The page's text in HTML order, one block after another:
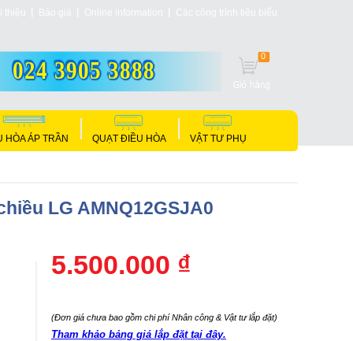
Báo giá Online information Các công trình tiêu biểu
024 3905 3888 0
HÒA ÁP TRẦN QUẠT ĐIỀU HÒA VẬT TƯ PHỤ
LG AMNQ12GSJA0
5.500.000 ₫
(Đơn giá chưa bao gồm chi phí Nhân công & Vật tư lắp đặt)
Tham khảo bảng giá lắp đặt tại đây.